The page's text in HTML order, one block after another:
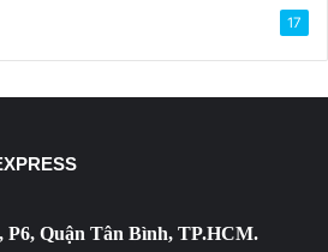
17
P6, Quận Tân Bình, TP.HCM.